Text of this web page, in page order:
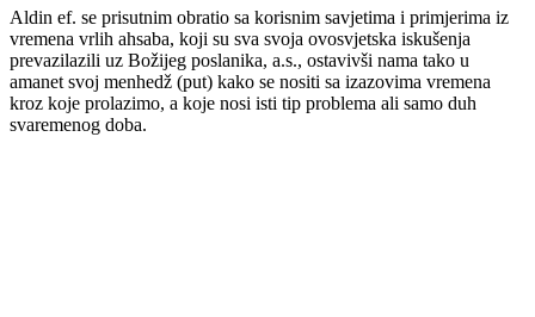
Aldin ef. se prisutnim obratio sa korisnim savjetima i primjerima iz
vremena vrlih ahsaba, koji su sva svoja ovosvjetska iskušenja
prevazilazili uz Božijeg poslanika, a.s., ostavivši nama tako u
amanet svoj menhedž (put) kako se nositi sa izazovima vremena
kroz koje prolazimo, a koje nosi isti tip problema ali samo duh
svaremenog doba.